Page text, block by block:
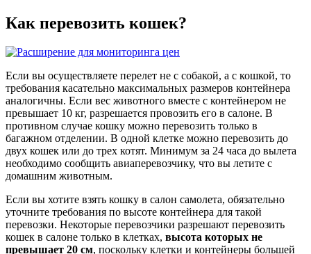
Как перевозить кошек?
Если вы осуществляете перелет не с собакой, а с кошкой, то
требования касательно максимальных размеров контейнера
аналогичны. Если вес животного вместе с контейнером не
превышает 10 кг, разрешается провозить его в салоне. В
противном случае кошку можно перевозить только в
багажном отделении. В одной клетке можно перевозить до
двух кошек или до трех котят. Минимум за 24 часа до вылета
необходимо сообщить авиаперевозчику, что вы летите с
домашним животным.
Если вы хотите взять кошку в салон самолета, обязательно
уточните требования по высоте контейнера для такой
перевозки. Некоторые перевозчики разрешают перевозить
кошек в салоне только в клетках, высота которых не
превышает 20 см, поскольку клетки и контейнеры большей